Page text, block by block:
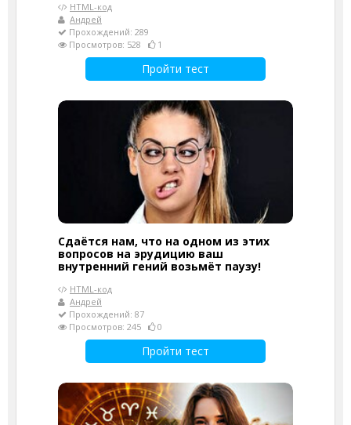
HTML-код
Андрей
Прохождений: 289
Просмотров: 528
1
Пройти тест
Сдаётся нам, что на одном из этих
вопросов на эрудицию ваш
внутренний гений возьмёт паузу!
HTML-код
Андрей
Прохождений: 87
Просмотров: 245
0
Пройти тест